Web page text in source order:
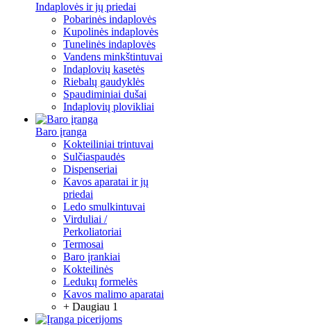
Indaplovės ir jų priedai
Pobarinės indaplovės
Kupolinės indaplovės
Tunelinės indaplovės
Vandens minkštintuvai
Indaplovių kasetės
Riebalų gaudyklės
Spaudiminiai dušai
Indaplovių plovikliai
Baro įranga
Kokteiliniai trintuvai
Sulčiaspaudės
Dispenseriai
Kavos aparatai ir jų
priedai
Ledo smulkintuvai
Virduliai /
Perkoliatoriai
Termosai
Baro įrankiai
Kokteilinės
Ledukų formelės
Kavos malimo aparatai
+ Daugiau 1